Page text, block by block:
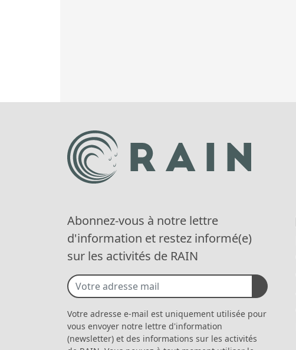
Abonnez-vous à notre lettre
d'information et restez informé(e)
sur les activités de RAIN
Votre adresse e-mail est uniquement utilisée pour
vous envoyer notre lettre d'information
(newsletter) et des informations sur les activités